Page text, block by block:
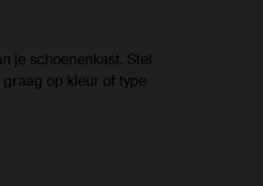
je schoenenkast. Stel
op kleur of type